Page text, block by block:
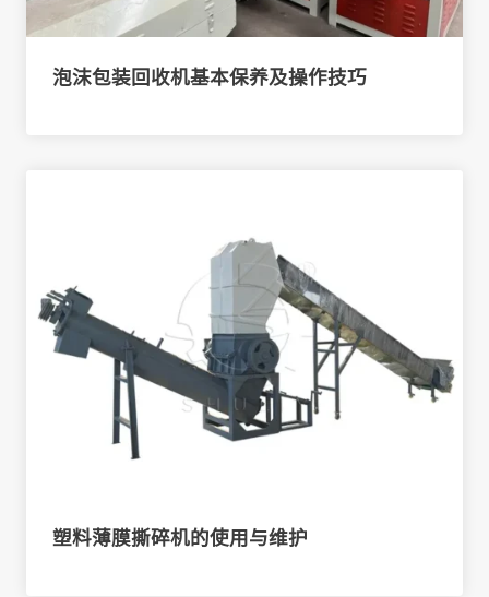
泡沫包装回收机基本保养及操作技巧
塑料薄膜撕碎机的使用与维护